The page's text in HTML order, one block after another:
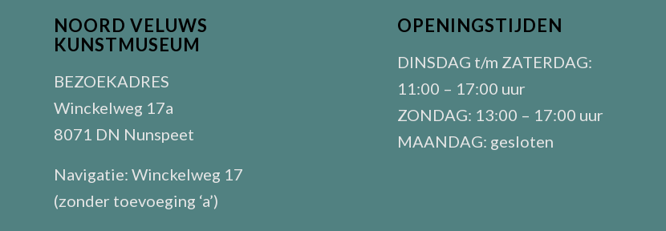
NOORD VELUWS
KUNSTMUSEUM
BEZOEKADRES
Winckelweg 17a
8071 DN Nunspeet
Navigatie: Winckelweg 17
(zonder toevoeging ‘a’)
OPENINGSTIJDEN
DINSDAG t/m ZATERDAG:
11:00 – 17:00 uur
ZONDAG: 13:00 – 17:00 uur
MAANDAG: gesloten